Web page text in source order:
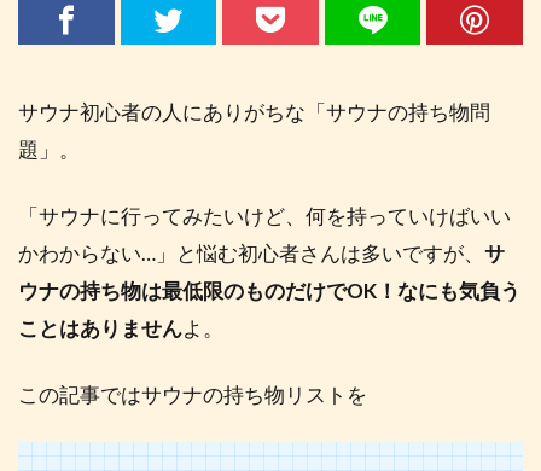
サウナ初心者の人にありがちな「サウナの持ち物問
題」。
「サウナに行ってみたいけど、何を持っていけばいい
かわからない…」と悩む初心者さんは多いですが、 サ
ウナの持ち物は最低限のものだけでOK！なにも気負う
ことはありませんよ。
この記事ではサウナの持ち物リストを